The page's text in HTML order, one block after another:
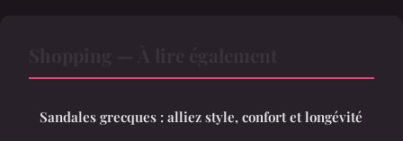
Sandales grecques : alliez style, confort et longévité